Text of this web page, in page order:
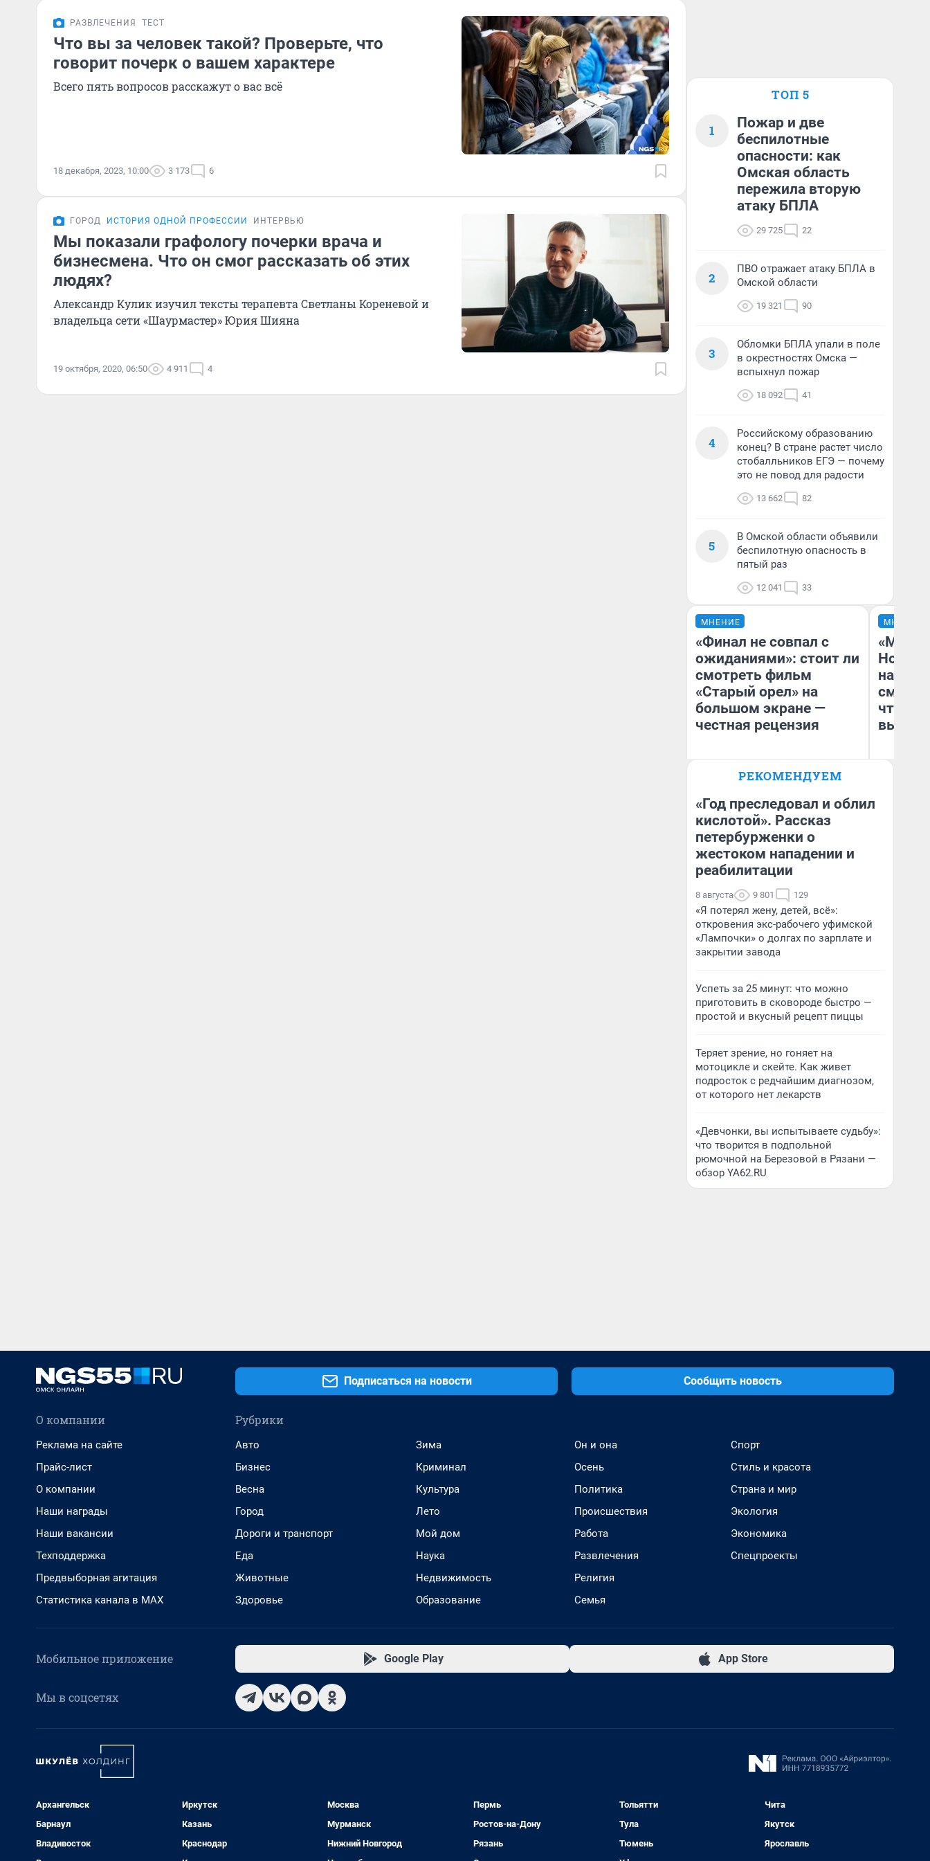
РАЗВЛЕЧЕНИЯ ТЕСТ
Что вы за человек такой? Проверьте, что
говорит почерк о вашем характере
Всего пять вопросов расскажут о вас всё
18 декабря, 2023, 10:00 3 173 6
ГОРОД ИСТОРИЯ ОДНОЙ ПРОФЕССИИ ИНТЕРВЬЮ
Мы показали графологу почерки врача и
бизнесмена. Что он смог рассказать об этих
людях?
Александр Кулик изучил тексты терапевта Светланы Кореневой и
владельца сети «Шаурмастер» Юрия Шияна
19 октября, 2020, 06:50 4 911 4
ТОП 5
1
Пожар и две
беспилотные
опасности: как
Омская область
пережила вторую
атаку БПЛА
29 725 22
2
ПВО отражает атаку БПЛА в
Омской области
19 321 90
3
Обломки БПЛА упали в поле
в окрестностях Омска —
вспыхнул пожар
18 092 41
4
Российскому образованию
конец? В стране растет число
стобалльников ЕГЭ — почему
это не повод для радости
13 662 82
5
В Омской области объявили
беспилотную опасность в
пятый раз
12 041 33
МНЕНИЕ
«Финал не совпал с
ожиданиями»: стоит ли
смотреть фильм
«Старый орел» на
большом экране —
честная рецензия
Надежда Губарь
МНЕНИЕ
«Мы
чтобы
РЕКОМЕНДУЕМ
«Год преследовал и облил
кислотой». Рассказ
петербурженки о
жестоком нападении и
реабилитации
8 августа 9 801 129
«Я потерял жену, детей, всё»:
откровения экс-рабочего уфимской
«Лампочки» о долгах по зарплате и
закрытии завода
Успеть за 25 минут: что можно
приготовить в сковороде быстро —
простой и вкусный рецепт пиццы
Теряет зрение, но гоняет на
мотоцикле и скейте. Как живет
подросток с редчайшим диагнозом,
от которого нет лекарств
«Девчонки, вы испытываете судьбу»:
что творится в подпольной
рюмочной на Березовой в Рязани —
обзор YA62.RU
Подписаться на новости Сообщить новость
О компании
Реклама на сайте
Прайс-лист
О компании
Наши награды
Наши вакансии
Техподдержка
Предвыборная агитация
Статистика канала в MAX
Рубрики
Авто
Бизнес
Весна
Город
Дороги и транспорт
Еда
Животные
Здоровье
Зима
Криминал
Культура
Лето
Мой дом
Наука
Недвижимость
Образование
Он и она
Осень
Политика
Происшествия
Работа
Развлечения
Религия
Семья
Спорт
Стиль и красота
Страна и мир
Экология
Экономика
Спецпроекты
Мобильное приложение Google Play App Store
Мы в соцсетях
Архангельск
Барнаул
Владивосток
Иркутск
Казань
Краснодар
Москва
Мурманск
Нижний Новгород
Пермь
Ростов-на-Дону
Рязань
Тольятти
Тула
Тюмень
Чита
Якутск
Ярославль